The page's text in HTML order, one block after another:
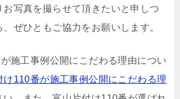
お写真を撮らせて頂きたいと申しつ
ぜひともご協力をお願いします。
施工事例公開にこだわる理由につい
け110番が施工事例公開にこだわる理